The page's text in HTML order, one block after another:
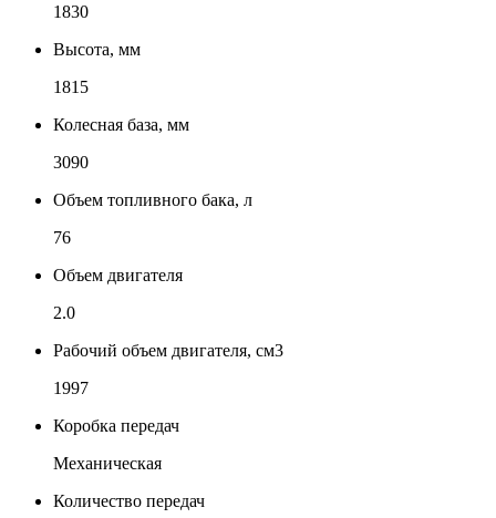
1830
Высота, мм
1815
Колесная база, мм
3090
Объем топливного бака, л
76
Объем двигателя
2.0
Рабочий объем двигателя, см3
1997
Коробка передач
Механическая
Количество передач